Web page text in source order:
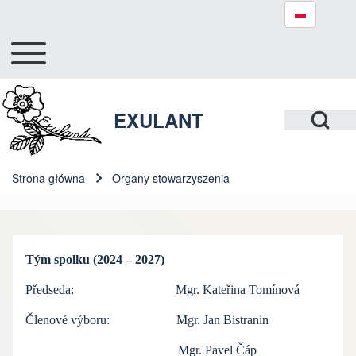
Close search
Hlavní navigace
Toggle main menu
Open Search
EXULANT
Ścieżka nawigacyjna
Strona główna Organy stowarzyszenia
Tým spolku (2024 – 2027)
Předseda: Mgr. Kateřina Tomínová
Členové výboru: Mgr. Jan Bistranin
Mgr. Pavel Čáp